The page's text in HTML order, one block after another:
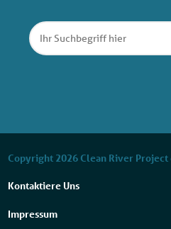
Copyright 2026 Clean River Project
Kontaktiere Uns
Impressum